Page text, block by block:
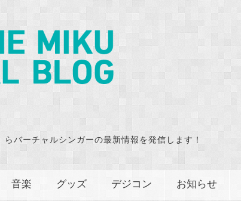
バーチャルシンガーの最新情報を発信します！
音楽 グッズ デジコン お知らせ